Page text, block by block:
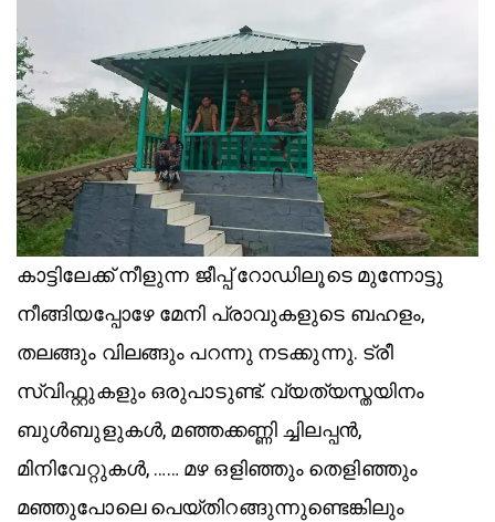
കാട്ടിലേക്ക് നീളുന്ന ജീപ്പ് റോഡിലൂടെ മുന്നോട്ടു
നീങ്ങിയപ്പോഴേ മേനി പ്രാവുകളുടെ ബഹളം,
തലങ്ങും വിലങ്ങും പറന്നു നടക്കുന്നു. ട്രീ
സ്വിഫ്റ്റുകളും ഒരുപാടുണ്ട്. വ്യത്യസ്തയിനം
ബുൾബുളുകൾ, മഞ്ഞക്കണ്ണി ച്ചിലപ്പൻ,
മിനിവേറ്റുകൾ, …… മഴ ഒളിഞ്ഞും തെളിഞ്ഞും
മഞ്ഞുപോലെ പെയ്തിറങ്ങുന്നുണ്ടെങ്കിലും